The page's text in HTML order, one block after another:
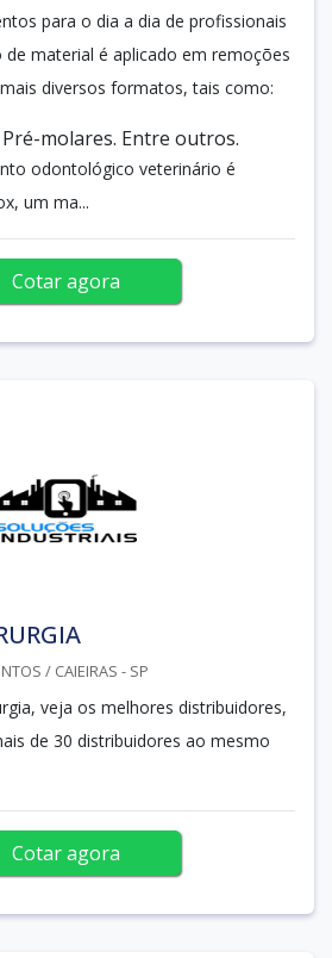
para o dia a dia de profissionais
de material é aplicado em remoções
diversos formatos, tais como:
molares. Entre outros.
odontológico veterinário é
um ma...
Cotar agora
/ CAIEIRAS - SP
veja os melhores distribuidores,
de 30 distribuidores ao mesmo
Cotar agora